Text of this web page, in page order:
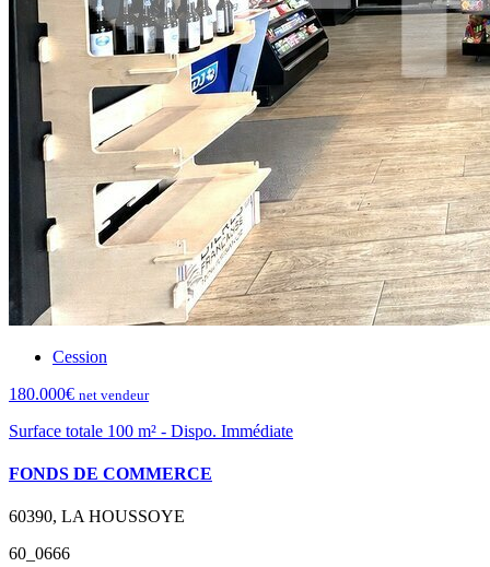
Cession
180.000€ net vendeur
Surface totale 100 m² - Dispo. Immédiate
FONDS DE COMMERCE
60390, LA HOUSSOYE
60_0666